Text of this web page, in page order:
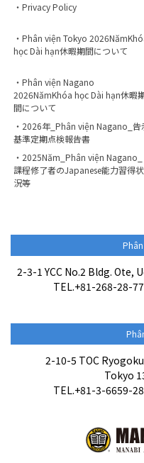
Thông tin tuyển sinh
・Privacy Policy
・Phân viện Tokyo
học Dài hạn休暇期間について
・Phân viện Nagano
2026NămKhóa học Dài hạn休暇
間について
・2026年_Phân viện Nagano_告
基準定期点検報告書
・2025Năm_Phân viện Nagano_
課程修了者のJapanese能力習得状
況等
2-3-1 YCC No.2 Bldg. Ote,
TEL.+81-268-28-
2-10-5 TOC
Tokyo
TEL.+81-3-6659-